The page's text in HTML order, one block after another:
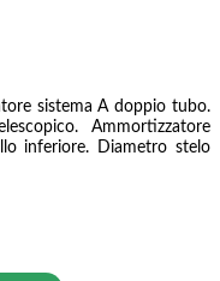
sistema A doppio tubo.
Ammortizzatore
inferiore. Diametro stelo